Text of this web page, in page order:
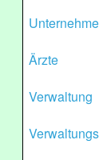
Ärzte
Verwaltung